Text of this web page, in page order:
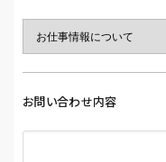
お問い合わせ内容